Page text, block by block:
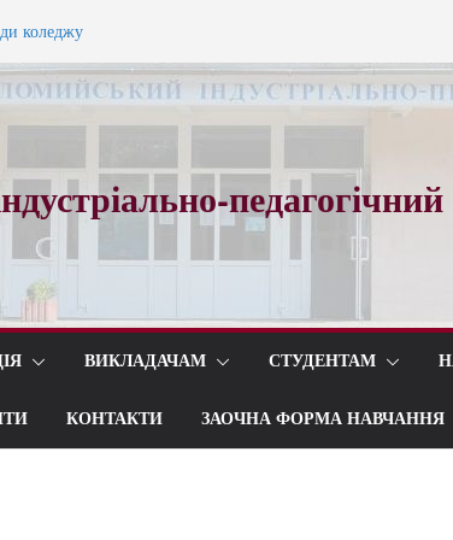
коледжу
вальсу…
ВИКЛАДАЧАМ СТУДЕНТАМ
КОНТАКТИ ЗАОЧНА ФОРМА НАВЧАННЯ